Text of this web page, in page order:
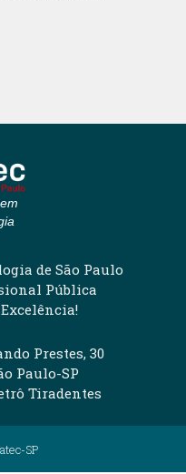
de São Paulo
Pública
Prestes, 30
Paulo-SP
Tiradentes
SP